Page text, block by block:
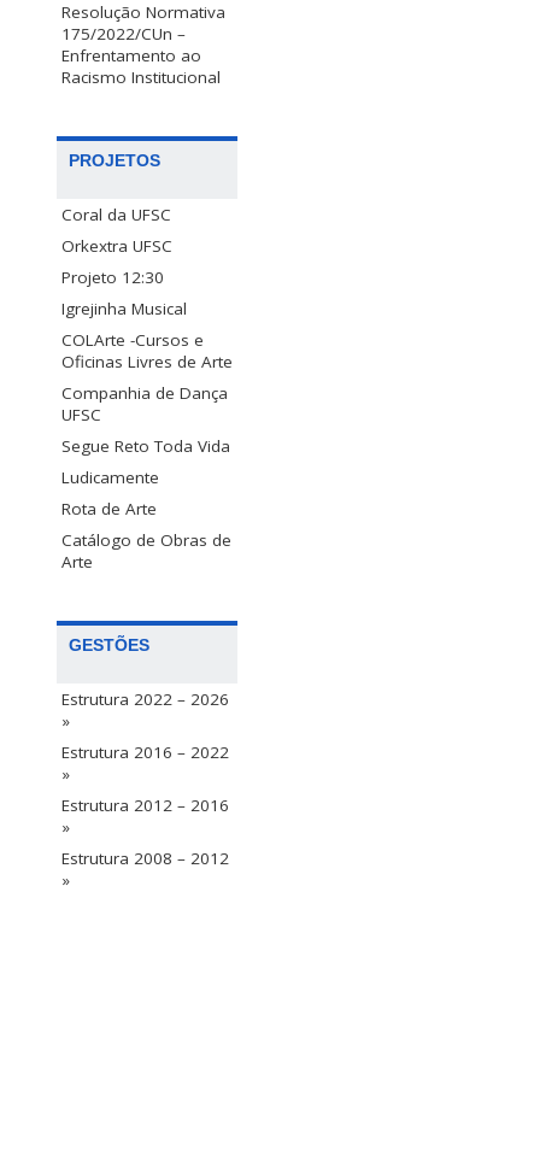
Resolução Normativa
175/2022/CUn –
Enfrentamento ao
Racismo Institucional
PROJETOS
Coral da UFSC
Orkextra UFSC
Projeto 12:30
Igrejinha Musical
COLArte -Cursos e
Oficinas Livres de Arte
Companhia de Dança
UFSC
Segue Reto Toda Vida
Ludicamente
Rota de Arte
Catálogo de Obras de
Arte
GESTÕES
Estrutura 2022 – 2026
»
Estrutura 2016 – 2022
»
Estrutura 2012 – 2016
»
Estrutura 2008 – 2012
»